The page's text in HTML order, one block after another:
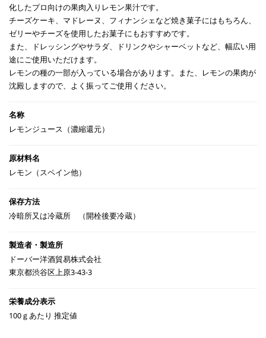
化したプロ向けの果肉入りレモン果汁です。
チーズケーキ、マドレーヌ、フィナンシェなど焼き菓子にはもちろん、
ゼリーやチーズを使用したお菓子にもおすすめです。
また、ドレッシングやサラダ、ドリンクやシャーベットなど、幅広い用
途にご使用いただけます。
レモンの種の一部が入っている場合があります。また、レモンの果肉が
沈殿しますので、よく振ってご使用ください。
レモンジュース（濃縮還元）
レモン（スペイン他）
冷暗所又は冷蔵所 （開栓後要冷蔵）
ドーバー洋酒貿易株式会社
東京都渋谷区上原3-43-3
100ｇあたり 推定値